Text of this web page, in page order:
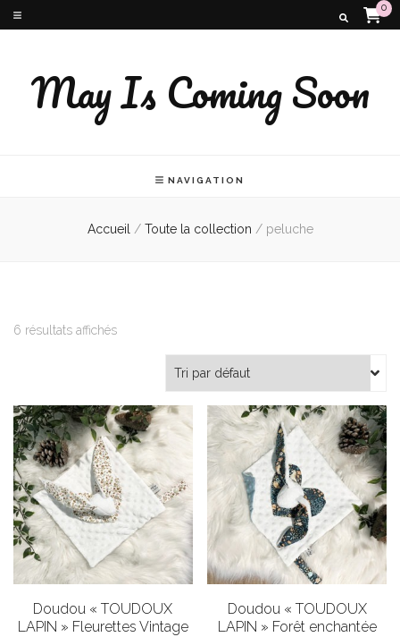
0
May Is Coming Soon
NAVIGATION
Accueil / Toute la collection / peluche
6 résultats affichés
Doudou « TOUDOUX
LAPIN » Fleurettes Vintage
Doudou « TOUDOUX
LAPIN » Forêt enchantée